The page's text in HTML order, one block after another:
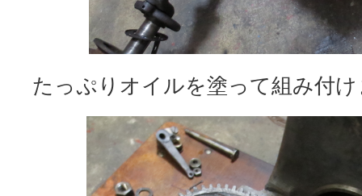
たっぷりオイルを塗って組み付